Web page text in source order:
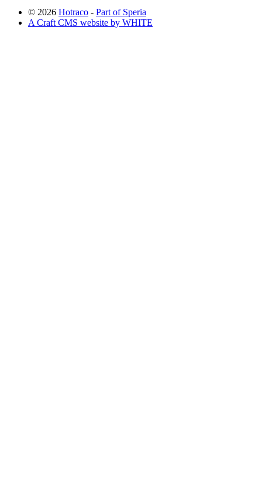
© 2026 Hotraco - Part of Speria
A Craft CMS website by WHITE